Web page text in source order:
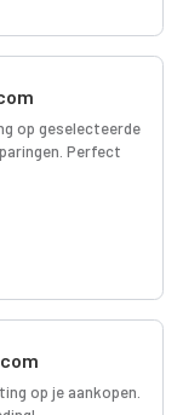
op geselecteerde
Perfect
op je aankopen.